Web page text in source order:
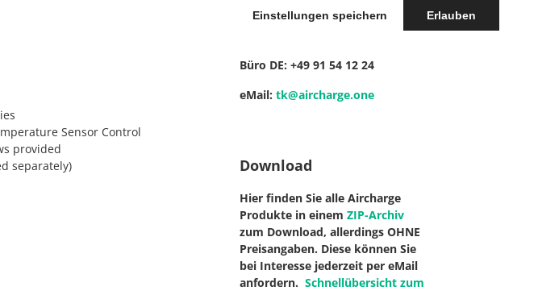
Sensor Control
provided
separately)
Kontakt
Büro DE: +4991 54 12 24
eMail:tk@aircharge.one
Download
Hier finden Sie alle Aircharge
Produkte in einemZIP-Archiv
zum Download, allerdings OHNE
Preisangaben. Diese können Sie
bei Interesse jederzeit per eMail
anfordern.Schnellübersicht zum
Einstellungen speichern Erlauben